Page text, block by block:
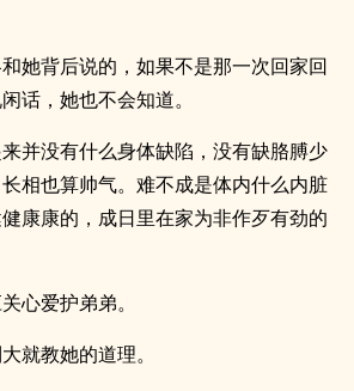
她背后说的，如果不是那一次回家回
话，她也不会知道。
并没有什么身体缺陷，没有缺胳膊少
相也算帅气。难不成是体内什么内脏
康康的，成日里在家为非作歹有劲的
心爱护弟弟。
就教她的道理。